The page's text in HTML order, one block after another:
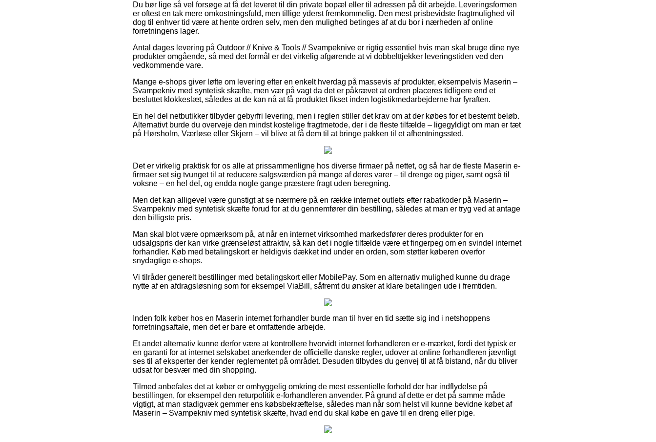
Du bør lige så vel forsøge at få det leveret til din private bopæl eller til adressen på dit arbejde. Leveringsformen
er oftest en tak mere omkostningsfuld, men tillige yderst fremkommelig. Den mest prisbevidste fragtmulighed vil
dog til enhver tid være at hente ordren selv, men den mulighed betinges af at du bor i nærheden af online
forretningens lager.
Antal dages levering på Outdoor // Knive & Tools // Svampeknive er rigtig essentiel hvis man skal bruge dine nye
produkter omgående, så med det formål er det virkelig afgørende at vi dobbelttjekker leveringstiden ved den
vedkommende vare.
Mange e-shops giver løfte om levering efter en enkelt hverdag på massevis af produkter, eksempelvis Maserin –
Svampekniv med syntetisk skæfte, men vær på vagt da det er påkrævet at ordren placeres tidligere end et
besluttet klokkeslæt, således at de kan nå at få produktet fikset inden logistikmedarbejderne har fyraften.
En hel del netbutikker tilbyder gebyrfri levering, men i reglen stiller det krav om at der købes for et bestemt beløb.
Alternativt burde du overveje den mindst kostelige fragtmetode, der i de fleste tilfælde – ligegyldigt om man er tæt
på Hørsholm, Værløse eller Skjern – vil blive at få dem til at bringe pakken til et afhentningssted.
Det er virkelig praktisk for os alle at prissammenligne hos diverse firmaer på nettet, og så har de fleste Maserin e-
firmaer set sig tvunget til at reducere salgsværdien på mange af deres varer – til drenge og piger, samt også til
voksne – en hel del, og endda nogle gange præstere fragt uden beregning.
Men det kan alligevel være gunstigt at se nærmere på en række internet outlets efter rabatkoder på Maserin –
Svampekniv med syntetisk skæfte forud for at du gennemfører din bestilling, således at man er tryg ved at antage
den billigste pris.
Man skal blot være opmærksom på, at når en internet virksomhed markedsfører deres produkter for en
udsalgspris der kan virke grænseløst attraktiv, så kan det i nogle tilfælde være et fingerpeg om en svindel internet
forhandler. Køb med betalingskort er heldigvis dækket ind under en orden, som støtter køberen overfor
snydagtige e-shops.
Vi tilråder generelt bestillinger med betalingskort eller MobilePay. Som en alternativ mulighed kunne du drage
nytte af en afdragsløsning som for eksempel ViaBill, såfremt du ønsker at klare betalingen ude i fremtiden.
Inden folk køber hos en Maserin internet forhandler burde man til hver en tid sætte sig ind i netshoppens
forretningsaftale, men det er bare et omfattende arbejde.
Et andet alternativ kunne derfor være at kontrollere hvorvidt internet forhandleren er e-mærket, fordi det typisk er
en garanti for at internet selskabet anerkender de officielle danske regler, udover at online forhandleren jævnligt
ses til af eksperter der kender reglementet på området. Desuden tilbydes du genvej til at få bistand, når du bliver
udsat for besvær med din shopping.
Tilmed anbefales det at køber er omhyggelig omkring de mest essentielle forhold der har indflydelse på
bestillingen, for eksempel den returpolitik e-forhandleren anvender. På grund af dette er det på samme måde
vigtigt, at man stadigvæk gemmer ens købsbekræftelse, således man når som helst vil kunne bevidne købet af
Maserin – Svampekniv med syntetisk skæfte, hvad end du skal købe en gave til en dreng eller pige.